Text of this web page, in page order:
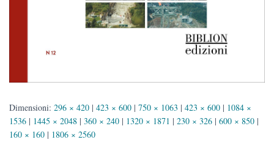
Dimensioni: 296 × 420 | 423 × 600 | 750 × 1063 | 423 × 600 | 1084 ×
1536 | 1445 × 2048 | 360 × 240 | 1320 × 1871 | 230 × 326 | 600 × 850 |
160 × 160 | 1806 × 2560